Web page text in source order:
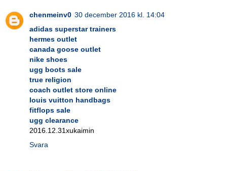
chenmeinv0 30 december 2016 kl. 14:04
adidas superstar trainers
hermes outlet
canada goose outlet
nike shoes
ugg boots sale
true religion
coach outlet store online
louis vuitton handbags
fitflops sale
ugg clearance
2016.12.31xukaimin
Svara